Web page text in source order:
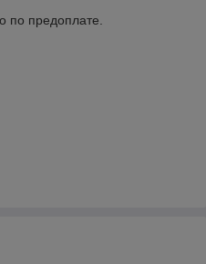
по предоплате.